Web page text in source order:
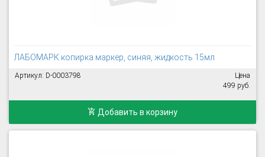
ЛАБОМАРК копирка маркер, синяя, жидкость 15мл
Артикул: D-0003798
Цена
499 руб.
Добавить в корзину